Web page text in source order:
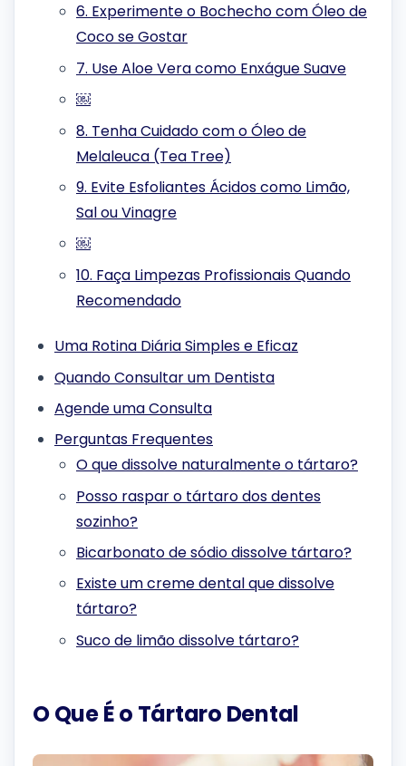
6. Experimente o Bochecho com Óleo de
Coco se Gostar
7. Use Aloe Vera como Enxágue Suave
￼
8. Tenha Cuidado com o Óleo de
Melaleuca (Tea Tree)
9. Evite Esfoliantes Ácidos como Limão,
Sal ou Vinagre
￼
10. Faça Limpezas Profissionais Quando
Recomendado
Uma Rotina Diária Simples e Eficaz
Quando Consultar um Dentista
Agende uma Consulta
Perguntas Frequentes
O que dissolve naturalmente o tártaro?
Posso raspar o tártaro dos dentes
sozinho?
Bicarbonato de sódio dissolve tártaro?
Existe um creme dental que dissolve
tártaro?
Suco de limão dissolve tártaro?
O Que É o Tártaro Dental